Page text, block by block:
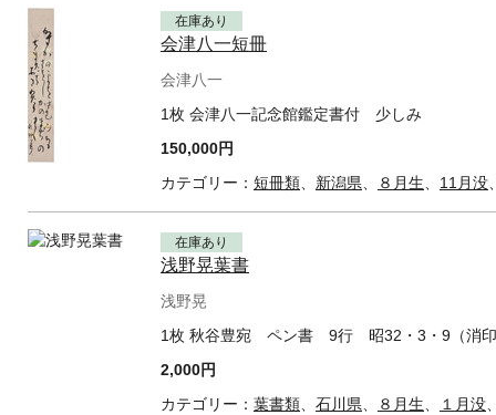
在庫あり
会津八一短冊
会津八一
1枚 会津八一記念館鑑定書付 少しみ
150,000円
カテゴリー： 短冊類、 新潟県、 ８月生、 11月没
在庫あり
浅野晃葉書
浅野晃
1枚 秋谷豊宛 ペン書 9行 昭32・3・9（消
2,000円
カテゴリー： 葉書類、 石川県、 ８月生、 １月没